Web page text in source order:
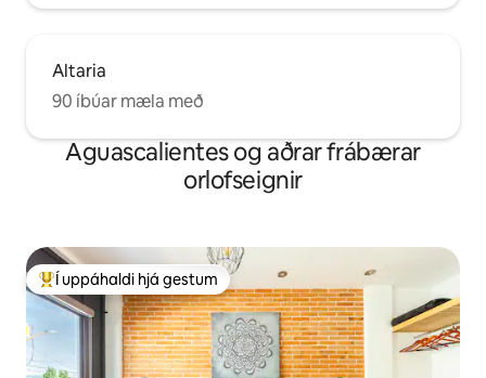
Altaria
90 íbúar mæla með
Aguascalientes og aðrar frábærar
orlofseignir
Í mestu uppáhaldi hjá gestum
Í uppáhaldi hjá gestum